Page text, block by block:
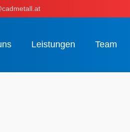
Leistungen Team